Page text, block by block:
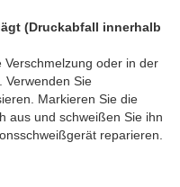
(Druckabfall innerhalb
Verschmelzung oder in der
Verwenden Sie
Markieren Sie die
aus und schweißen Sie ihn
reparieren.